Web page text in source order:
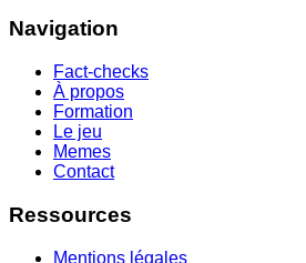
Navigation
Fact-checks
À propos
Formation
Le jeu
Memes
Contact
Ressources
Mentions légales